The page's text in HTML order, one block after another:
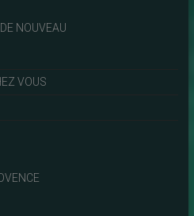
NOUVEAU
VOUS